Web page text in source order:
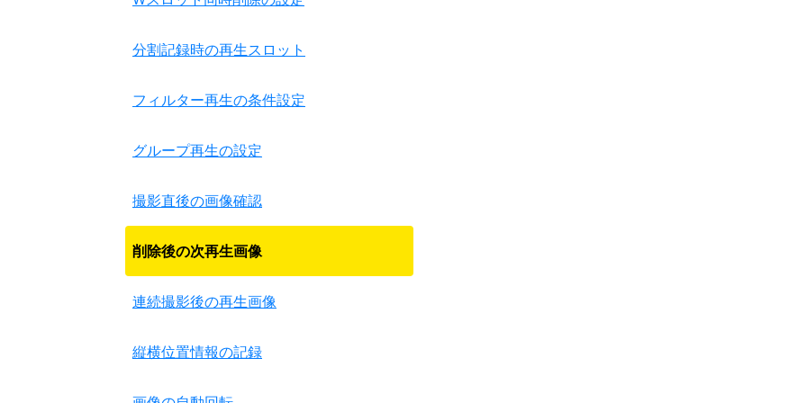
分割記録時の再生スロット
フィルター再生の条件設定
グループ再生の設定
撮影直後の画像確認
削除後の次再生画像
連続撮影後の再生画像
縦横位置情報の記録